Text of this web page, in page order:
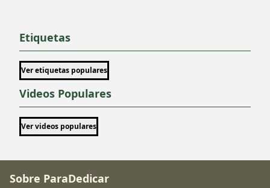
Etiquetas
Ver etiquetas populares
Videos Populares
Ver videos populares
Sobre ParaDedicar